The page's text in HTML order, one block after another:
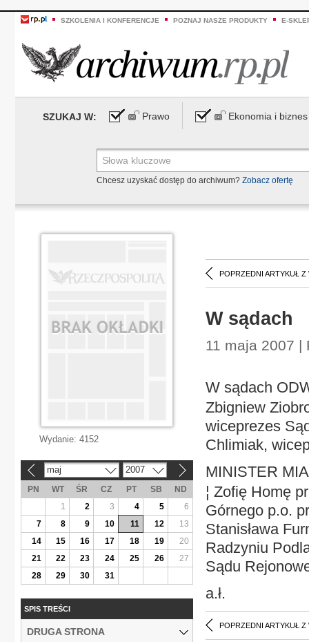
SZKOLENIA I KONFERENCJE POZNAJ NASZE PRODUKTY E-
SZUKAJ W: Prawo Ekonomia i biznes
Chcesz uzyskać dostęp do archiwum? Zobacz ofertę
POPRZEDNI ARTYKUŁ Z
W sądach
11 maja 2007 |
W sądach
Zbigniew
wiceprezes
Chlimiak,
MINISTER
¦ Zofię Homę
Górnego p.o.
Stanisława
Radzyniu
Sądu
a.ł.
POPRZEDNI ARTYKUŁ Z
Wydanie: 4152
maj 2007
PN WT ŚR CZ PT SB
ND
1
2 3 4 5
6
7
8 9 10 11 12
13
14
15 16 17 18 19
20
21
22 23 24 25 26
27
28
29 30 31
SPIS TREŚCI
DRUGA STRONA